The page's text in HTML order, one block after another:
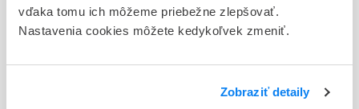
vďaka tomu ich môžeme priebežne zlepšovať.
Nastavenia cookies môžete kedykoľvek zmeniť.
Zobraziť detaily
18 - ANTIDIABETICA (VRÁTANE INZULÍNU)
A
TRÁVIACI TRAKT A METABOLIZMUS